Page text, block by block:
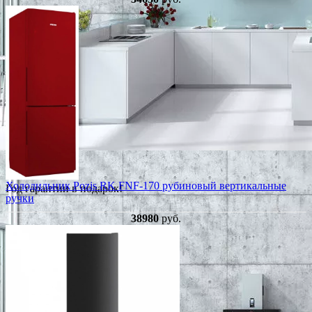
Год гарантии в подарок!
Холодильник Pozis RK FNF-170 рубиновый вертикальные
ручки
38980руб.